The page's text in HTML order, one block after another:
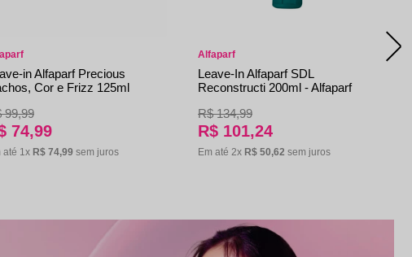
in Alfaparf Precious
Cor e Frizz 125ml
99,99
74,99
até 1x R$ 74,99 sem juros
Alfaparf
Leave-In Alfaparf SDL
Reconstructi 200ml - Alfaparf
R$ 134,99
R$ 101,24
Em até 2x R$ 50,62 sem juros